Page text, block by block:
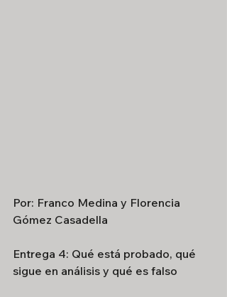
Por: Franco Medina y Florencia
Gómez Casadella
Entrega 4: Qué está probado, qué
sigue en análisis y qué es falso